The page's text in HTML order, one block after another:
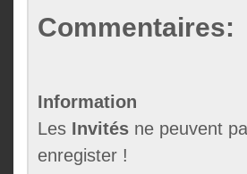
Commentaires:
Information
Les Invités ne peuvent
enregister !